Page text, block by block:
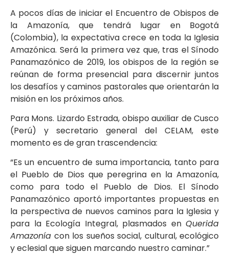
A pocos días de iniciar el Encuentro de Obispos de
la Amazonía, que tendrá lugar en Bogotá
(Colombia), la expectativa crece en toda la Iglesia
Amazónica. Será la primera vez que, tras el Sínodo
Panamazónico de 2019, los obispos de la región se
reúnan de forma presencial para discernir juntos
los desafíos y caminos pastorales que orientarán la
misión en los próximos años.
Para Mons. Lizardo Estrada, obispo auxiliar de Cusco
(Perú) y secretario general del CELAM, este
momento es de gran trascendencia:
“Es un encuentro de suma importancia, tanto para
el Pueblo de Dios que peregrina en la Amazonía,
como para todo el Pueblo de Dios. El Sínodo
Panamazónico aportó importantes propuestas en
la perspectiva de nuevos caminos para la Iglesia y
para la Ecología Integral, plasmados en Querida
Amazonía con los sueños social, cultural, ecológico
y eclesial que siguen marcando nuestro caminar.”